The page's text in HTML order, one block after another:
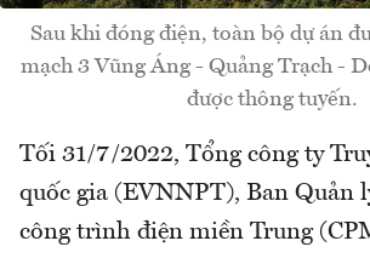
Sau khi đóng điện, toàn bộ dự án
mạch 3 Vũng Áng - Quảng Trạch -
được thông tuyến.
Tối 31/7/2022, Tổng công ty
quốc gia (EVNNPT), Ban Quản
công trình điện miền Trung